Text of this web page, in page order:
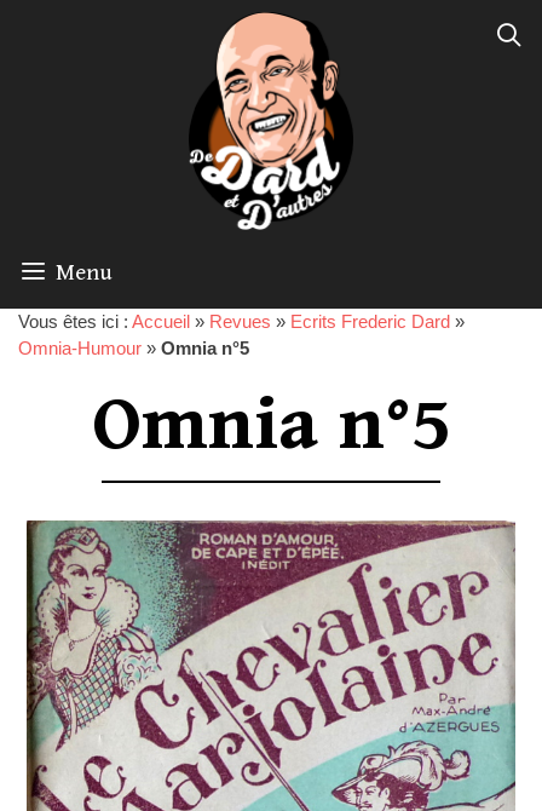
Menu
Vous êtes ici : Accueil » Revues » Ecrits Frederic Dard »
Omnia-Humour » Omnia n°5
Omnia n°5